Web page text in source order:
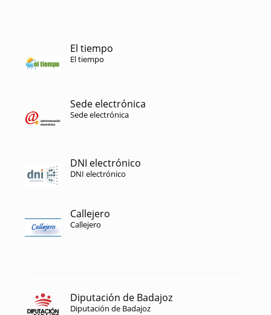
El tiempo
El tiempo
Sede electrónica
Sede electrónica
DNI electrónico
DNI electrónico
Callejero
Callejero
Diputación de Badajoz
Diputación de Badajoz